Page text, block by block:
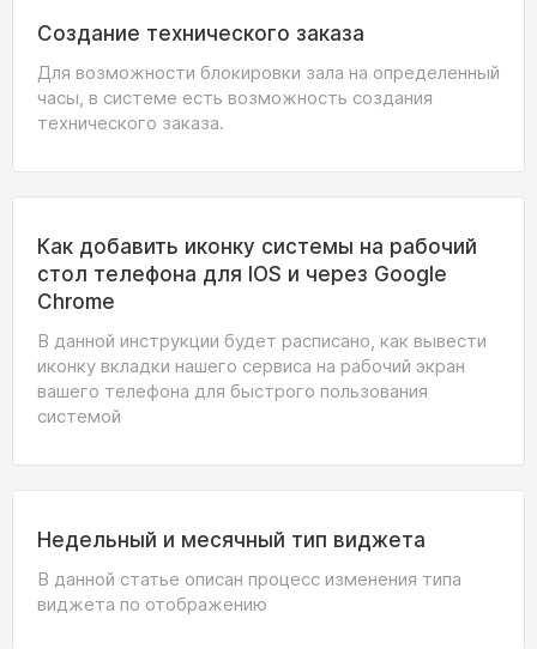
Создание технического заказа
Для возможности блокировки зала на определенный
часы, в системе есть возможность создания
технического заказа.
Как добавить иконку системы на рабочий
стол телефона для IOS и через Google
Chrome
В данной инструкции будет расписано, как вывести
иконку вкладки нашего сервиса на рабочий экран
вашего телефона для быстрого пользования
системой
Недельный и месячный тип виджета
В данной статье описан процесс изменения типа
виджета по отображению